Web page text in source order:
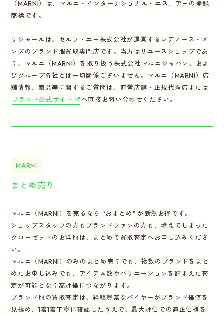
（MARNI）は、マルニ・インターナショナル・エス．アーの登録
商標です。
リシャールは、セルフ・エー株式会社が運営するレディース・メ
ンズのブランド服買取専門店です。当方はリユースショップであ
り、マルニ（MARNI）を取り扱う株式会社マルニジャパン、およ
びグループ各社とは一切関係ございません。マルニ（MARNI）店
舗情報、商品等に関するご質問は、直営店舗・正規代理店または
ブランド公式サイト
へ直接お問い合わせください。
MARNI
まとめ売り
マルニ（MARNI）を売るなら “おまとめ" が断然お得です。
ショップスタッフの方もブランドファンの方も、増えてしまった
クローゼットのお洋服は、まとめて買取査定へお申し込みくださ
い。
マルニ（MARNI）のみのまとめ売りでも、複数のブランドをまと
めたお申し込みでも、アイテム数やバリエーションを踏まえた査
定が可能となり高評価につながります。
ブランド服の買取査定は、経験豊富なバイヤーがブランド価値を
見極め、1着1着丁寧に確認したうえで、最大評価での適正価格を